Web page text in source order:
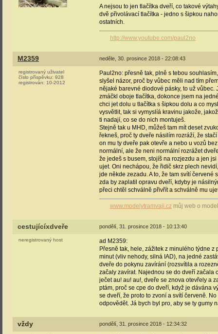
A nejsou to jen tlačítka dveří, co takové
dvě přivolávací tlačítka - jedno s šipkou
ostatních.
http://www.youtube.com/paul2no
M2359 neděle, 30. prosince 2018 - 22:08:43
registrovaný uživatel
číslo příspěvku: 928
registrován: 10-2012
Paul2no: přesně tak, plně s tebou
slyšel názor, proč by vůbec měli nad tím
nějaké barevné diodové pásky, to už vůbec.
zmáčkl oboje tlačítka, dokonce jsem na
chci jet dolu u tlačítka s šipkou dolu a co
vysvětlit, tak si vymyslíá kravinu jakože,
ti nadají, co se do nich montuješ.
Stejně tak u MHD, můžeš tam mít deset
řekneš, proč ty dveře násilím rozráží, že
on mu ty dveře pak otevře a nebo u vozů
normální, ale že neni normální rozrážet
že jedeš s busem, stojíš na rozjezdu a jen
ujet. Oni nechápou, že řidič skrz plech
jde někde zezadu. A to, že tam svítí
zda by zaplatil opravu dveří, kdyby je
přeci chtěl schválně přivřít a schválně mu
www.modelytramvaji.cz můj web o
cestujícíxdveře pondělí, 31. prosince 2018 - 10:13:40
neregistrovaný host
ad M2359:
Přesně tak, hele, zážitek z minulého týdne
minut (vliv nehody, silná IAD), na jedné
dveře do pokynu zavírání (rozsvítila a
začaly zavírat. Najednou se do dveří začala
ječet au! au! au!, dveře se znova otevřely a
ptám, proč se cpe do dveří, když je dávána
se dveří, že proto to zvoní a svítí červeně.
odpovědět. Já bych byl pro, aby se ty gumy
vždy pondělí, 31. prosince 2018 - 12:34:32